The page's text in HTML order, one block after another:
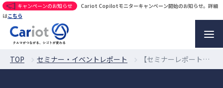
キャンペーンのお知らせ
Cariot Copilotモニターキャンペーン開始のお知らせ。詳細
はこちら
TOP セミナー・イベントレポート 【セミナーレポート】産廃業界におけるアナログ業務を削減するシステム活用術